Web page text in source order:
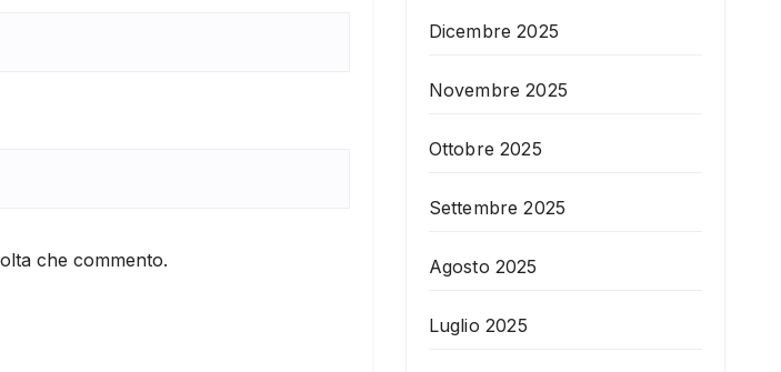
che commento.
Dicembre 2025
Novembre 2025
Ottobre 2025
Settembre 2025
Agosto 2025
Luglio 2025